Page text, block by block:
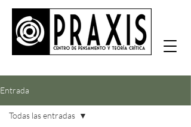
Entrada
Todas las entradas